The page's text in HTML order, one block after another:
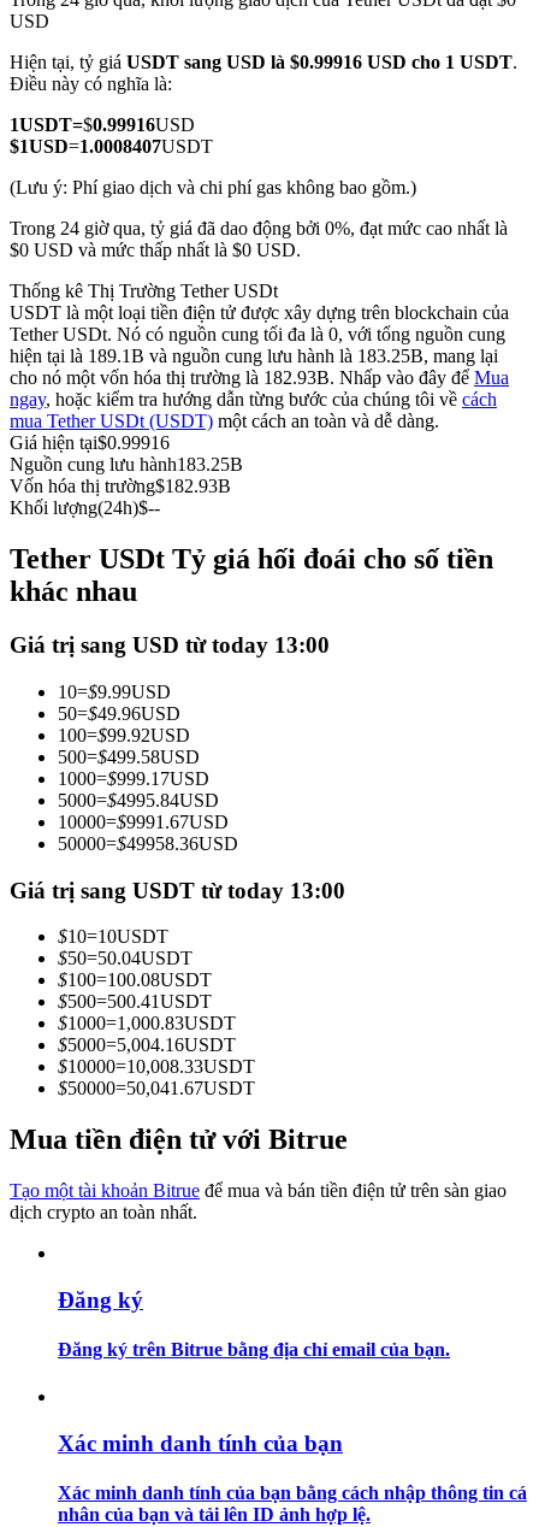
Phái sinh cổ phiếu, ngoại hối, kim loại quý và hàng hóa
USDC Futures vĩnh cửu
Futures sử dụng USDC làm tài sản thế chấp
Sao chép Giao dịch
Tham gia cùng các nhà giao dịch hàng đầu
Trở thành Nhà giao dịch Sao chép
Tận hưởng chia sẻ lợi nhuận và hoa hồng giao dịch sao chép
Phân tích dữ liệu lớn bao gồm thông tin giao dịch, v.v.
Hướng dẫn giao dịch Spot
USD
Hiện tại, tỷ giá USDT sang USD là $0.99916 USD cho 1 USDT.
Điều này có nghĩa là:
1USDT=$0.99916USD
$1USD=1.0008407USDT
(Lưu ý: Phí giao dịch và chi phí gas không bao gồm.)
Trong 24 giờ qua, tỷ giá đã dao động bởi 0%, đạt mức cao nhất là
$0 USD và mức thấp nhất là $0 USD.
Thống kê Thị Trường Tether USDt
USDT là một loại tiền điện tử được xây dựng trên blockchain của
Tether USDt. Nó có nguồn cung tối đa là 0, với tổng nguồn cung
hiện tại là 189.1B và nguồn cung lưu hành là 183.25B, mang lại
cho nó một vốn hóa thị trường là 182.93B. Nhấp vào đây để Mua
ngay, hoặc kiểm tra hướng dẫn từng bước của chúng tôi về cách
mua Tether USDt (USDT) một cách an toàn và dễ dàng.
Giá hiện tại$0.99916
Nguồn cung lưu hành183.25B
Vốn hóa thị trường$182.93B
Khối lượng(24h)$--
Tether USDt Tỷ giá hối đoái cho số tiền
khác nhau
Giá trị sang USD từ today 13:00
10=$9.99USD
50=$49.96USD
100=$99.92USD
500=$499.58USD
1000=$999.17USD
5000=$4995.84USD
10000=$9991.67USD
50000=$49958.36USD
Giá trị sang USDT từ today 13:00
$10=10USDT
$50=50.04USDT
$100=100.08USDT
$500=500.41USDT
$1000=1,000.83USDT
$5000=5,004.16USDT
$10000=10,008.33USDT
$50000=50,041.67USDT
Mua tiền điện tử với Bitrue
Tạo một tài khoản Bitrue để mua và bán tiền điện tử trên sàn giao
dịch crypto an toàn nhất.
Đăng ký
Đăng ký trên Bitrue bằng địa chỉ email của bạn.
Xác minh danh tính của bạn
Xác minh danh tính của bạn bằng cách nhập thông tin cá
nhân của bạn và tải lên ID ảnh hợp lệ.